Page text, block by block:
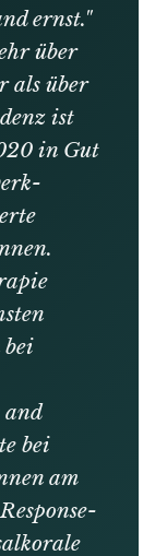
ernst."
über
als über
ist
in Gut
bei
bei
am